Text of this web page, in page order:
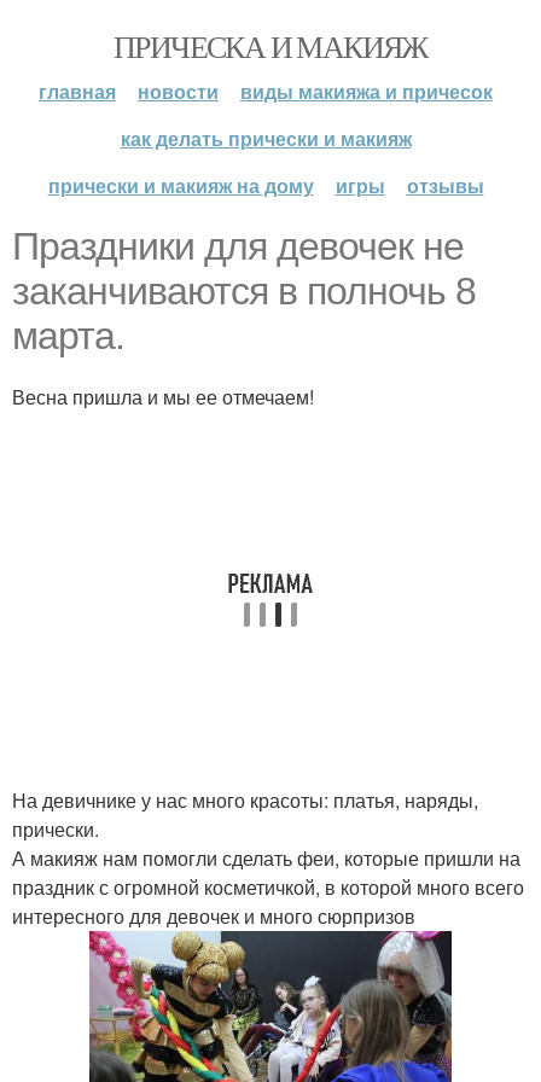
ПРИЧЕСКА И МАКИЯЖ
главная новости
виды макияжа и причесок
как делать прически и макияж
прически и макияж на дому
игры отзывы
Праздники для девочек не
заканчиваются в полночь 8
марта.
Весна пришла и мы ее отмечаем!
На девичнике у нас много красоты: платья, наряды,
прически.
А макияж нам помогли сделать феи, которые пришли на
праздник с огромной косметичкой, в которой много всего
интересного для девочек и много сюрпризов